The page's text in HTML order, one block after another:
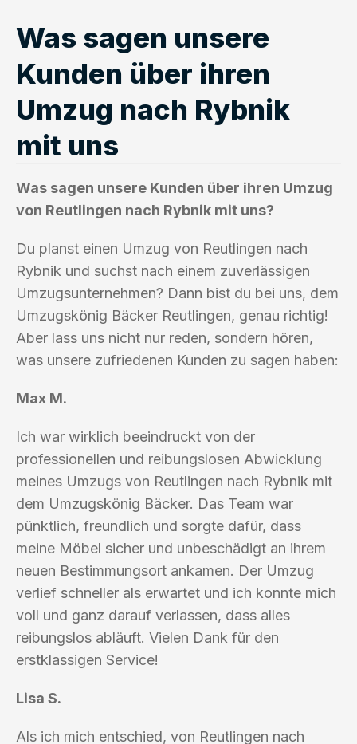
Was sagen unsere
Kunden über ihren
Umzug nach Rybnik
mit uns
Was sagen unsere Kunden über ihren Umzug
von Reutlingen nach Rybnik mit uns?
Du planst einen Umzug von Reutlingen nach
Rybnik und suchst nach einem zuverlässigen
Umzugsunternehmen? Dann bist du bei uns, dem
Umzugskönig Bäcker Reutlingen, genau richtig!
Aber lass uns nicht nur reden, sondern hören,
was unsere zufriedenen Kunden zu sagen haben:
Max M.
Ich war wirklich beeindruckt von der
professionellen und reibungslosen Abwicklung
meines Umzugs von Reutlingen nach Rybnik mit
dem Umzugskönig Bäcker. Das Team war
pünktlich, freundlich und sorgte dafür, dass
meine Möbel sicher und unbeschädigt an ihrem
neuen Bestimmungsort ankamen. Der Umzug
verlief schneller als erwartet und ich konnte mich
voll und ganz darauf verlassen, dass alles
reibungslos abläuft. Vielen Dank für den
erstklassigen Service!
Lisa S.
Als ich mich entschied, von Reutlingen nach